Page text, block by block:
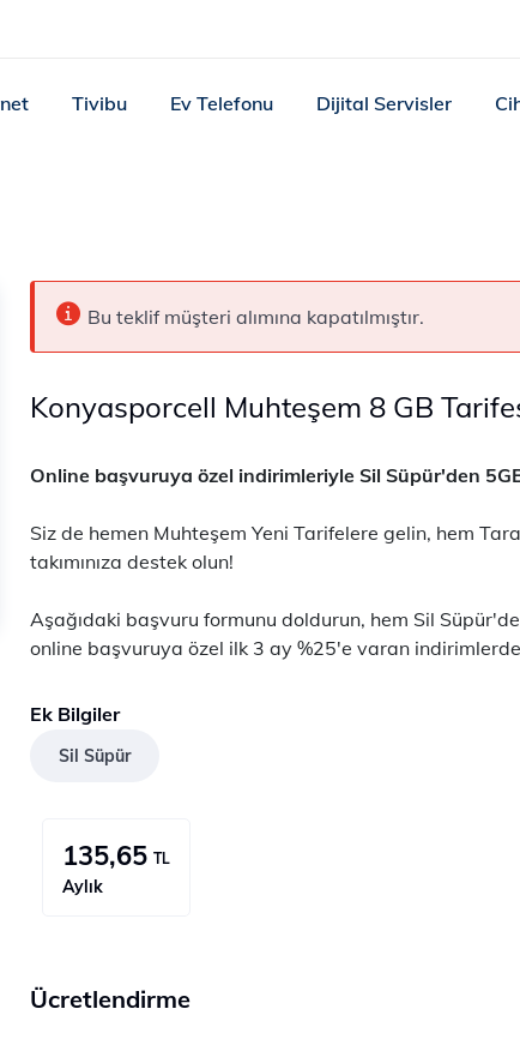
Tivibu Ev Telefonu Dijital Servisler
Bu teklif müşteri alımına kapatılmıştır.
Konyasporcell Muhteşem 8 GB
Online başvuruya özel indirimleriyle Sil Süpür'den
Siz de hemen Muhteşem Yeni Tarifelere gelin, hem
takımınıza destek olun!
Aşağıdaki başvuru formunu doldurun, hem Sil
online başvuruya özel ilk 3 ay %25'e varan
Ek Bilgiler
Sil Süpür
135,65 TL
Aylık
Ücretlendirme